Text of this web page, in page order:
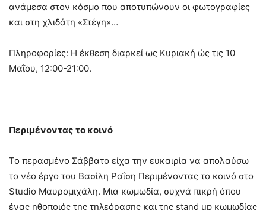
ανάμεσα στον κόσμο που αποτυπώνουν οι φωτογραφίες
και στη χλιδάτη «Στέγη»…
Πληροφορίες: Η έκθεση διαρκεί ως Κυριακή ώς τις 10
Μαΐου, 12:00-21:00.
Περιμένοντας το κοινό
Το περασμένο Σάββατο είχα την ευκαιρία να απολαύσω
το νέο έργο του Βασίλη Ραΐση Περιμένοντας το κοινό στο
Studio Μαυρομιχάλη. Μια κωμωδία, συχνά πικρή όπου
ένας ηθοποιός της τηλεόρασης και της stand up κωμωδίας